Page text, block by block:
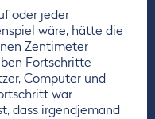
oder jeder
wäre, hätte die
Zentimeter
Fortschritte
Computer und
war
dass irgendjemand